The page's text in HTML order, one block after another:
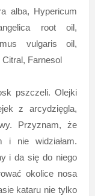
alba, Hypericum
root oil,
vulgaris oil,
Citral, Farnesol
pszczeli. Olejki
z arcydzięgla,
Przyznam, że
i nie widziałam.
i da się do niego
okolice nosa
kataru nie tylko